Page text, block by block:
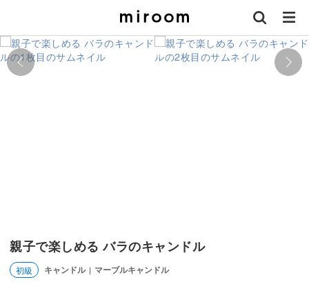
親子で楽しめる バラのキャンドル
初級 キャンドル | マーブルキャンドル